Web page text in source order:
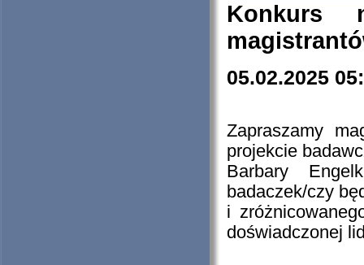
Konkurs
05.02.2025
Zapraszamy
projekcie
Barbary
badaczek/czy
i
doświadczonej